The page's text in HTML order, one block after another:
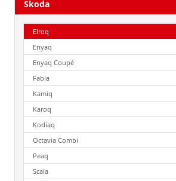
Skoda
Elroq
Enyaq
Enyaq Coupé
Fabia
Kamiq
Karoq
Kodiaq
Octavia Combi
Peaq
Scala